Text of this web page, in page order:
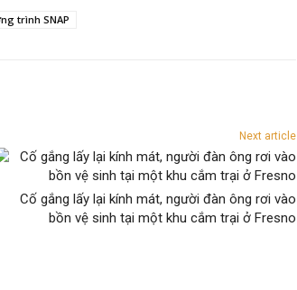
trình SNAP
Next article
Cố gắng lấy lại kính mát, người đàn ông rơi vào
bồn vệ sinh tại một khu cắm trại ở Fresno